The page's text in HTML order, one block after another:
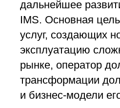
дальнейшее
IMS. Основная
услуг, создающих
эксплуатацию
рынке, оператор
трансформации
и бизнес-модели